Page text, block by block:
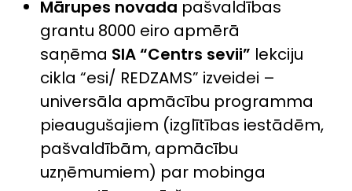
Mārupes novada pašvaldības
grantu 8000 eiro apmērā
saņēma SIA“Centrs sevii” lekciju
cikla “esi/ REDZAMS” izveidei –
universāla apmācību programma
pieaugušajiem (izglītības iestādēm,
pašvaldībām, apmācību
uzņēmumiem) par mobinga